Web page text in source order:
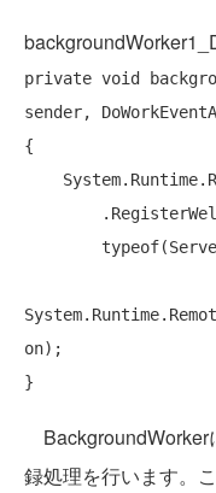
private void
sender,
{
typeof
on);
BackgroundWorker
録処理を行います。